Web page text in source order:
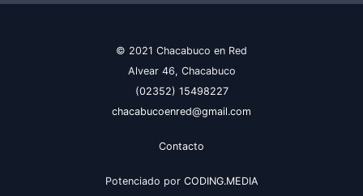
© 2021 Chacabuco en Red
Alvear 46, Chacabuco
(02352) 15498227
chacabucoenred@gmail.com
Contacto
Potenciado por CODING.MEDIA